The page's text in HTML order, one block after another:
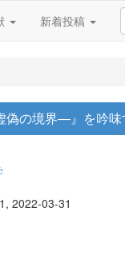
新着投稿
偽の境界―』を吟味
2022-03-31